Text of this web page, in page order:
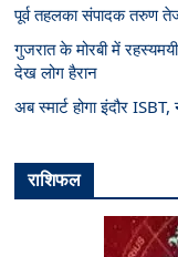
पूर्व तहलका संपादक तरुण
गुजरात के मोरबी में
देख लोग हैरान
अब स्मार्ट होगा इंदौर
राशिफल